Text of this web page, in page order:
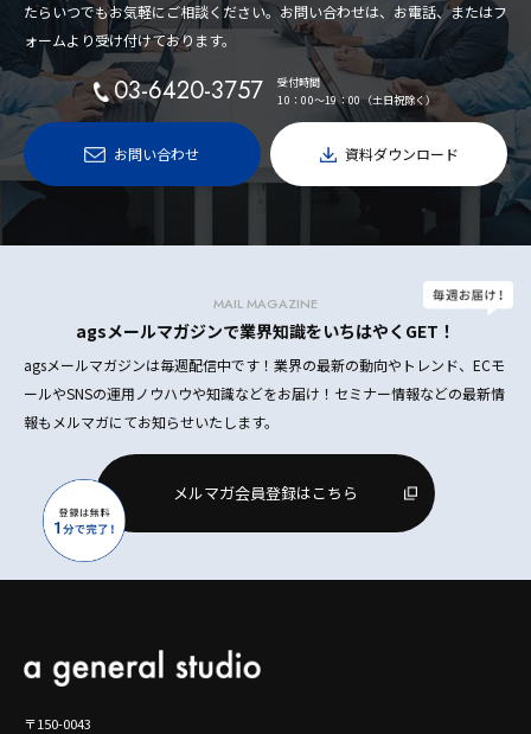
たらいつでもお気軽にご相談ください。お問い合わせは、お電話、またはフ
ォームより受け付けております。
03-6420-3757
受付時間
10：00〜19：00（土日祝除く）
お問い合わせ 資料ダウンロード
MAIL MAGAZINE
agsメールマガジンで業界知識をいちはやくGET！
agsメールマガジンは毎週配信中です！業界の最新の動向やトレンド、ECモ
ールやSNSの運用ノウハウや知識などをお届け！セミナー情報などの最新情
報もメルマガにてお知らせいたします。
メルマガ会員登録はこちら
〒150-0043